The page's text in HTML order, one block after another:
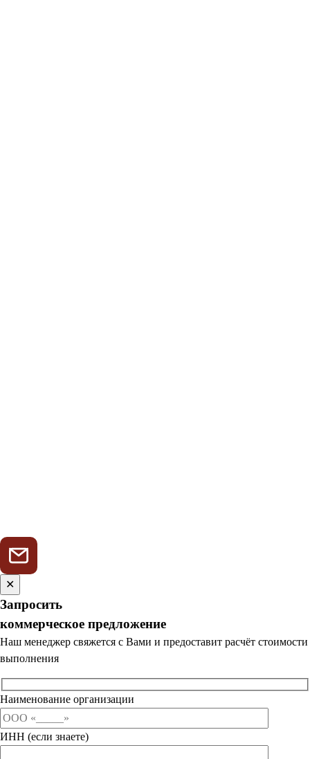
✕
Запросить
коммерческое предложение
Наш менеджер свяжется с Вами и предоставит расчёт стоимости
выполнения
Наименование организации
ИНН (если знаете)